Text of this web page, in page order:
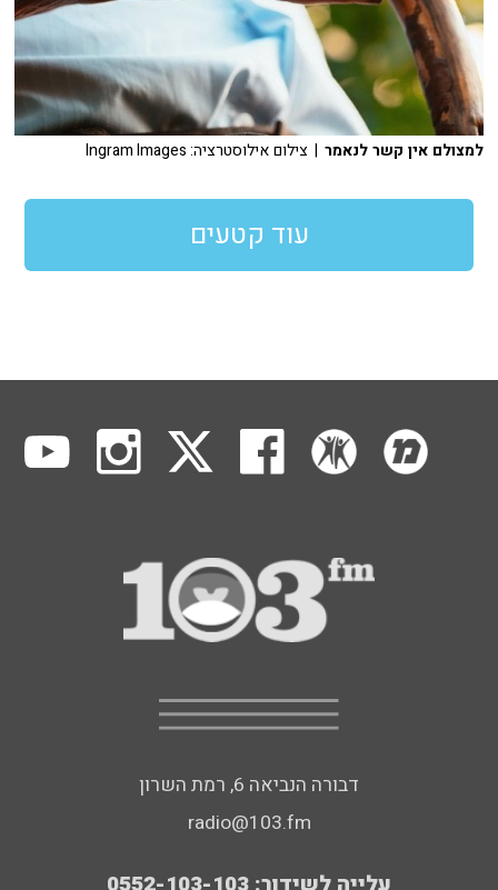
למצולם אין קשר לנאמר | צילום אילוסטרציה: Ingram Images
עוד קטעים
דבורה הנביאה 6, רמת השרון
radio@103.fm